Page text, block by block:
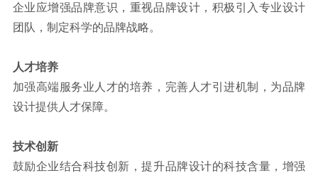
企业应增强品牌意识，重视品牌设计，积极引入专业设计
团队，制定科学的品牌战略。
人才培养
加强高端服务业人才的培养，完善人才引进机制，为品牌
设计提供人才保障。
技术创新
鼓励企业结合科技创新，提升品牌设计的科技含量，增强